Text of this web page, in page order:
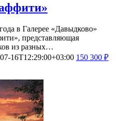
в Галерее «Давыдково»
представляющая
из разных…
16T12:29:00+03:00 150 300 ₽